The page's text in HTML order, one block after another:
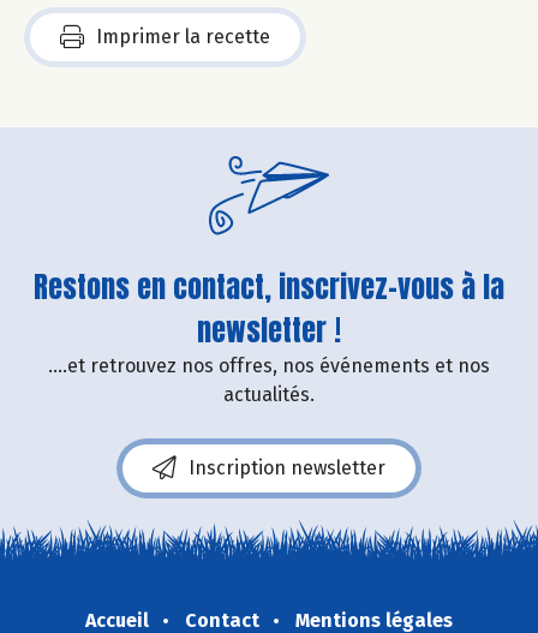
Imprimer la recette
Restons en contact, inscrivez-vous à la
newsletter !
....et retrouvez nos offres, nos événements et nos
actualités.
Inscription newsletter
Accueil Contact
Mentions légales